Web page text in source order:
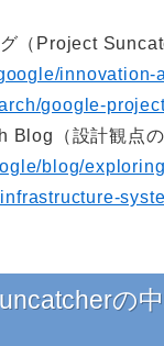
（Project
innovation-
google-
Blog（設計観点の
blog/
の